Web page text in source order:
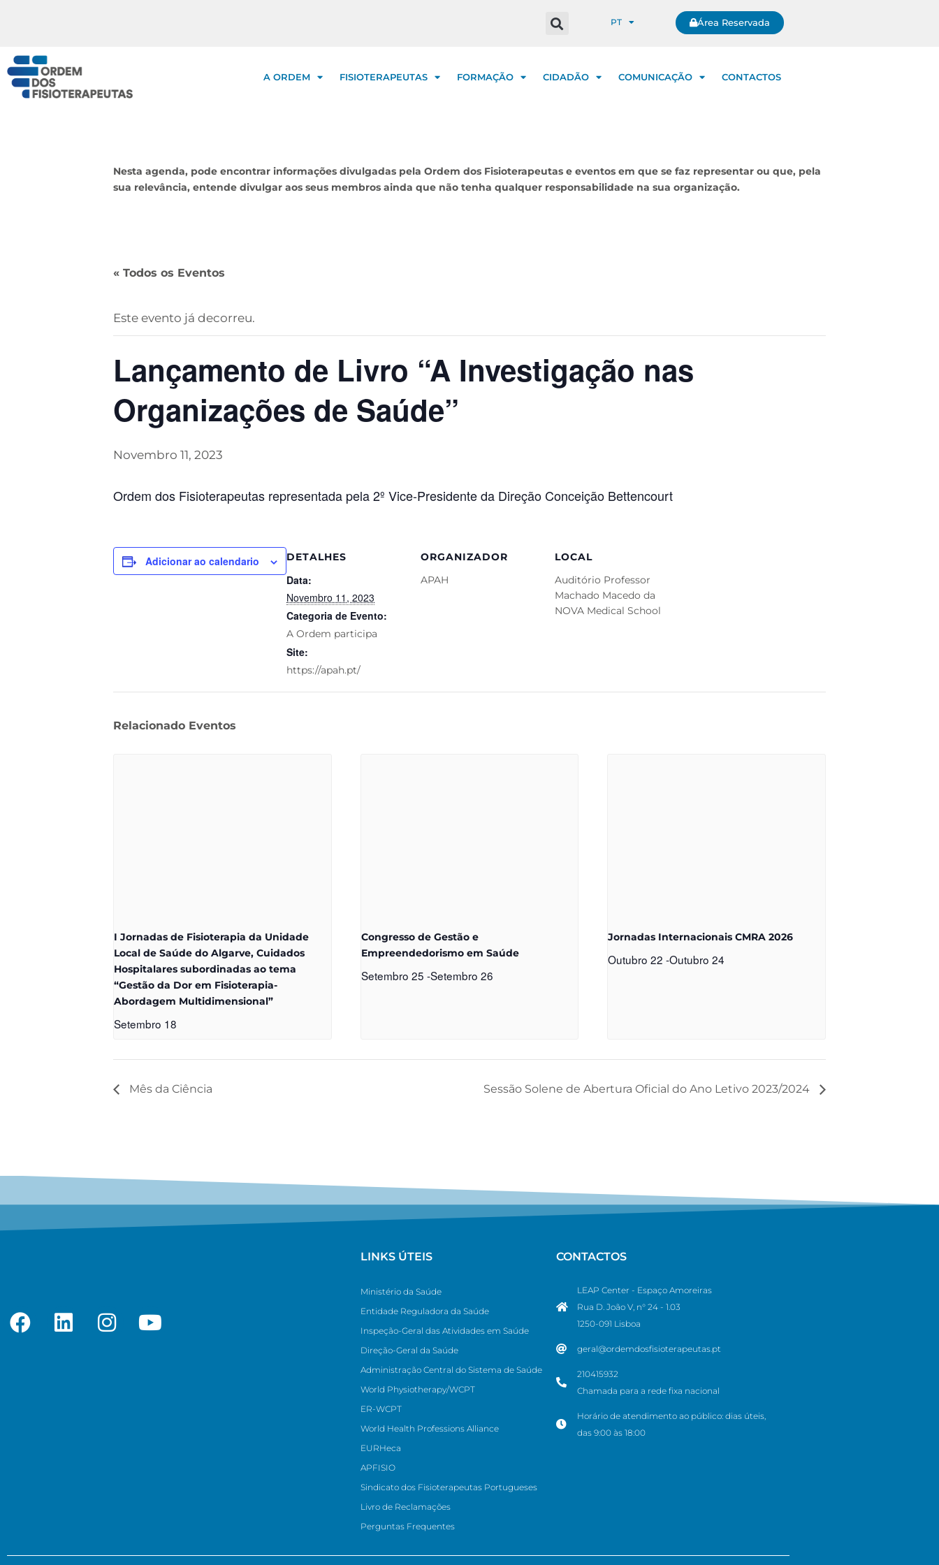
PT Área Reservada
A ORDEM FISIOTERAPEUTAS FORMAÇÃO CIDADÃO COMUNICAÇÃO CONTACTOS
Nesta agenda, pode encontrar informações divulgadas pela Ordem dos Fisioterapeutas e eventos em que se faz representar ou que, pela
sua relevância, entende divulgar aos seus membros ainda que não tenha qualquer responsabilidade na sua organização.
« Todos os Eventos
Este evento já decorreu.
Lançamento de Livro “A Investigação nas
Organizações de Saúde”
Novembro 11, 2023
Ordem dos Fisioterapeutas representada pela 2º Vice-Presidente da Direção Conceição Bettencourt
Adicionar ao calendario DETALHES
Data:
Novembro 11, 2023
Categoria de Evento:
A Ordem participa
Site:
https://apah.pt/
ORGANIZADOR
APAH
LOCAL
Auditório Professor
Machado Macedo da
NOVA Medical School
Relacionado Eventos
I Jornadas de Fisioterapia da Unidade
Local de Saúde do Algarve, Cuidados
Hospitalares subordinadas ao tema
“Gestão da Dor em Fisioterapia-
Abordagem Multidimensional”
Setembro 18
Congresso de Gestão e
Empreendedorismo em Saúde
Setembro 25 -Setembro 26
Jornadas Internacionais CMRA 2026
Outubro 22 -Outubro 24
Mês da Ciência Sessão Solene de Abertura Oficial do Ano Letivo 2023/2024
LINKS ÚTEIS
Ministério da Saúde
Entidade Reguladora da Saúde
Inspeção-Geral das Atividades em Saúde
Direção-Geral da Saúde
Administração Central do Sistema de Saúde
World Physiotherapy/WCPT
ER-WCPT
World Health Professions Alliance
EURHeca
APFISIO
Sindicato dos Fisioterapeutas Portugueses
Livro de Reclamações
Perguntas Frequentes
CONTACTOS
LEAP Center - Espaço Amoreiras
Rua D. João V, n° 24 - 1.03
1250-091 Lisboa
geral@ordemdosfisioterapeutas.pt
210415932
Chamada para a rede fixa nacional
Horário de atendimento ao público: dias úteis,
das 9:00 às 18:00